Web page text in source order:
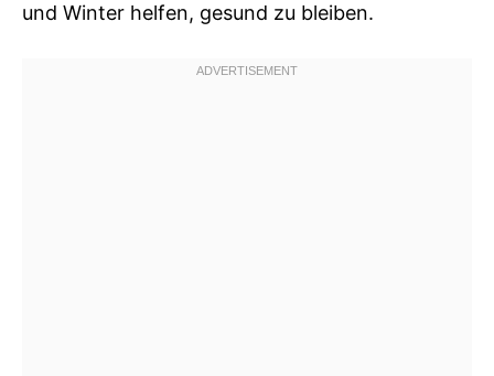
und Winter helfen, gesund zu bleiben.